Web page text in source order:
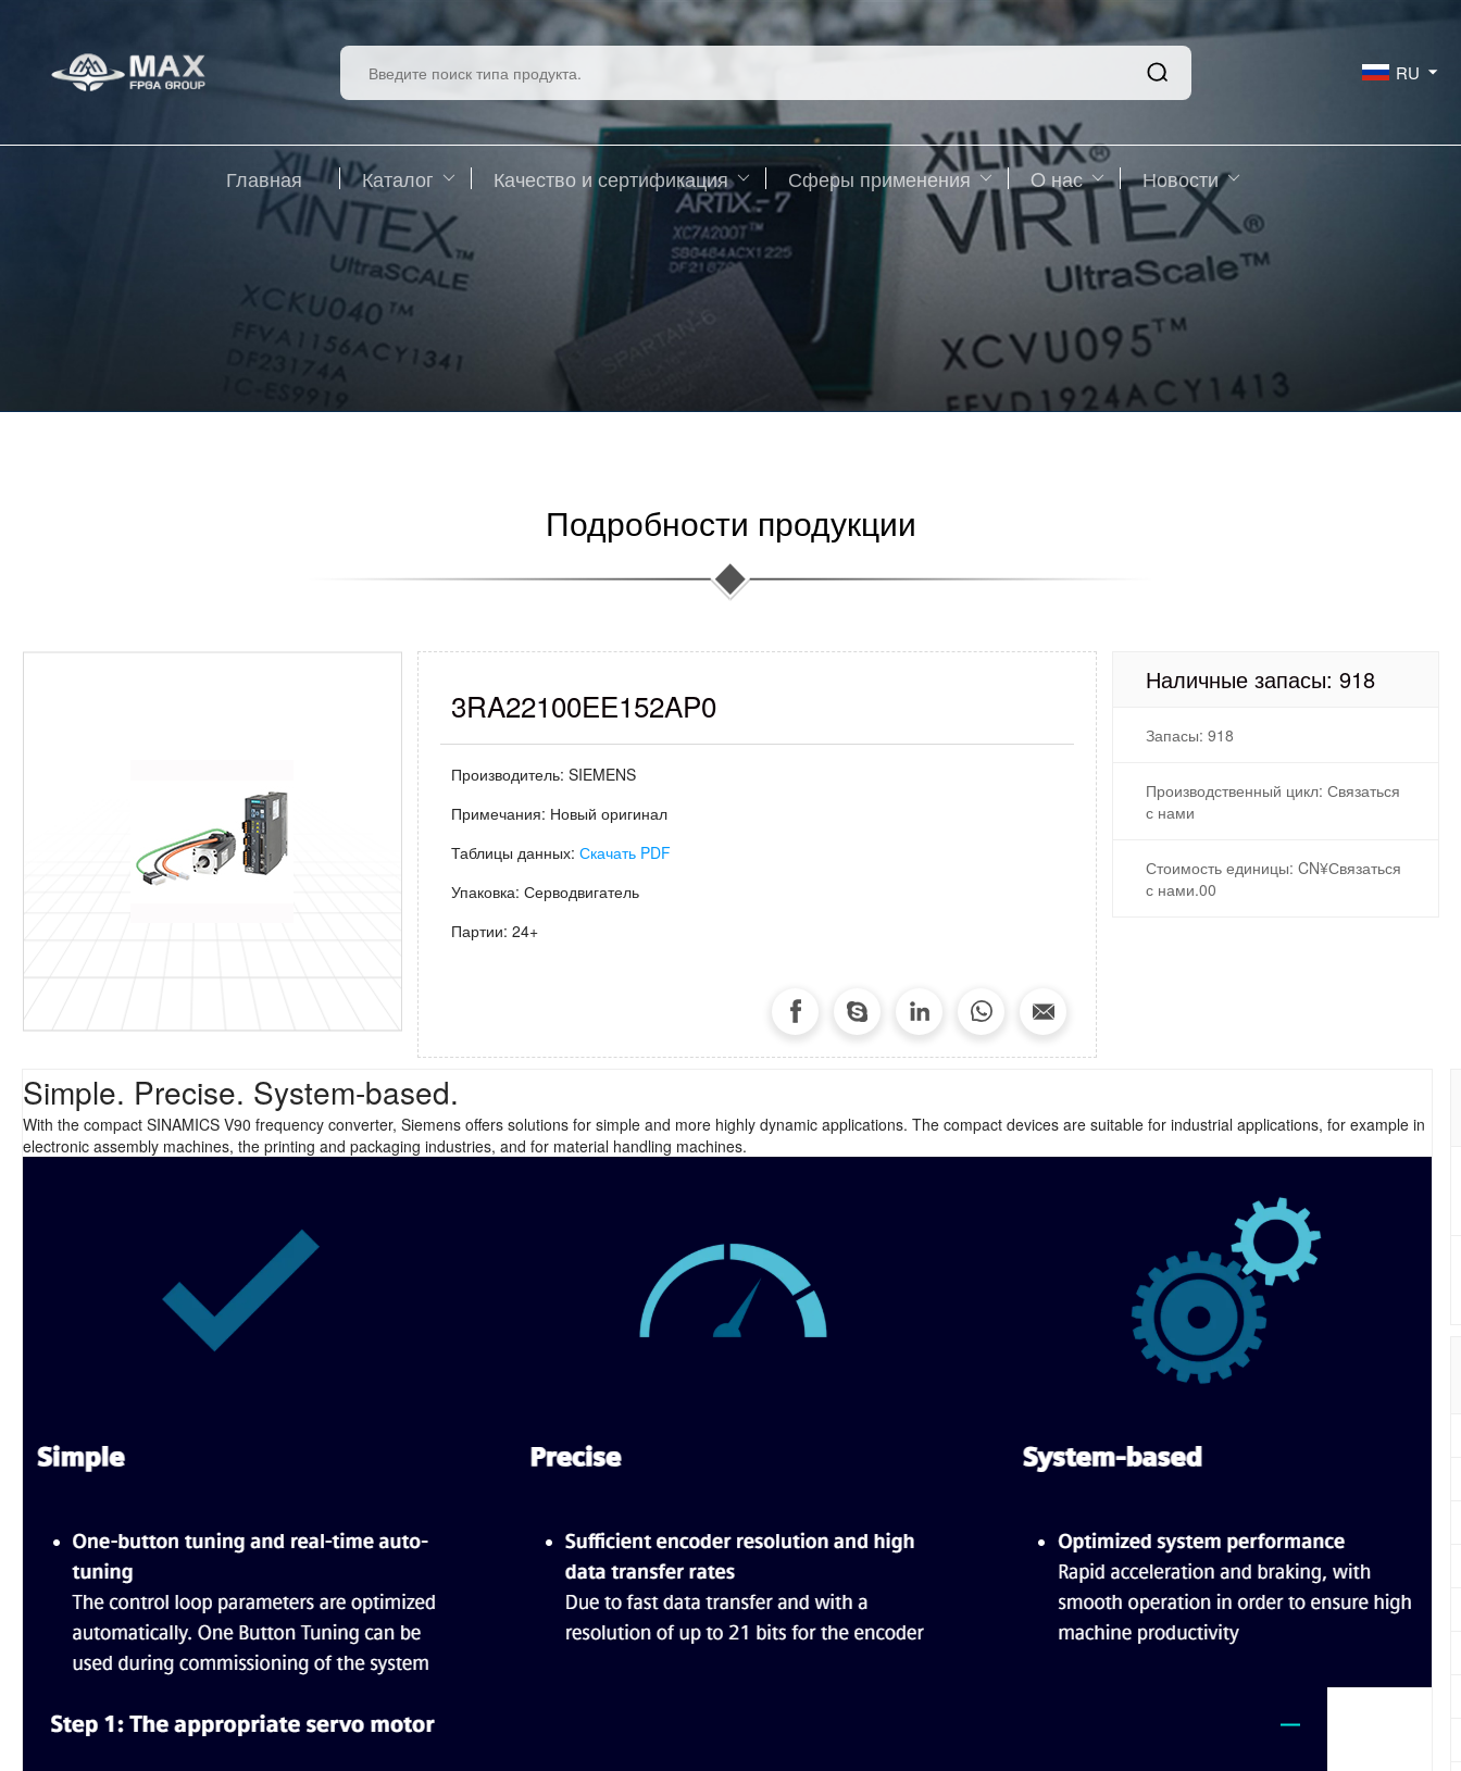
RU
Главная Каталог Качество и сертификация Сферы применения O нас Новости
Подробности продукции
3RA22100EE152AP0
Производитель: SIEMENS
Примечания: Новый оригинал
Таблицы данных: Скачать PDF
Упаковка: Серводвигатель
Партии: 24+
Наличные запасы: 918
Запасы: 918
Производственный цикл: Связаться
с нами
Стоимость единицы: CN¥Связаться
с нами.00
Simple. Precise. System-based.
With the compact SINAMICS V90 frequency converter, Siemens offers solutions for simple and more highly dynamic applications. The compact devices are suitable for industrial applications, for example in
electronic assembly machines, the printing and packaging industries, and for material handling machines.